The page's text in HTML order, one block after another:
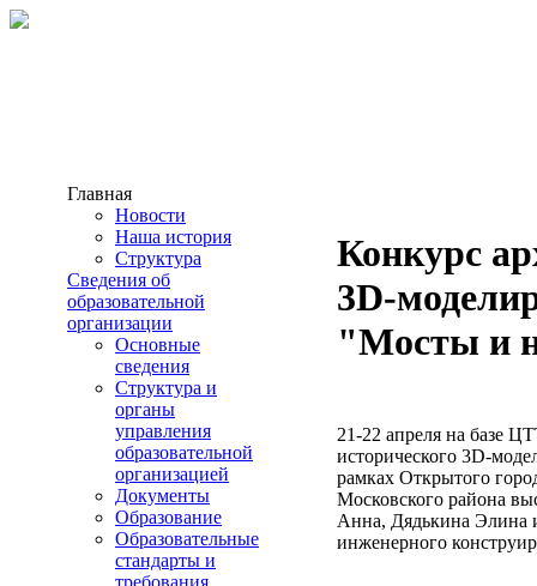
Главная
Новости
Наша история
Структура
Сведения об
образовательной
организации
Основные
сведения
Структура и
органы
управления
образовательной
организацией
Документы
Образование
Образовательные
стандарты и
требования
Конкурс
3D-
"Мосты и
21-22 апреля на базе
исторического 3D-
рамках Открытого
Московского района
Анна, Дядькина Элина
инженерного